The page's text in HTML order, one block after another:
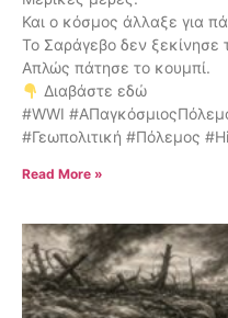
Και ο κόσμος άλλαξε για
Το Σαράγεβο δεν ξεκίνησε
Απλώς πάτησε το κουμπί.
Διαβάστε εδώ
#WWI
#Γεωπολιτική #Πόλεμος
Read More »